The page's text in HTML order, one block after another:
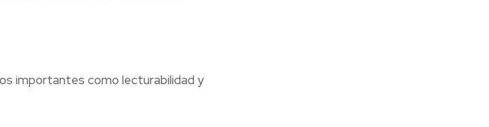
importantes como lecturabilidad y